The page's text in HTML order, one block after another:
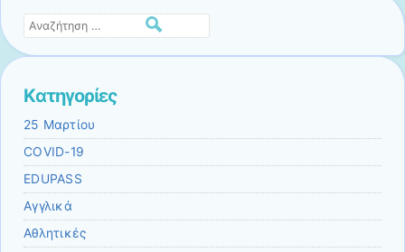
Αναζήτηση
Kατηγορίες
25 Μαρτίου
COVID-19
EDUPASS
Αγγλικά
Αθλητικές